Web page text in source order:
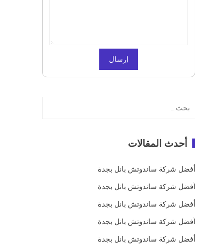
عن:
أحدث المقالات
أفضل شركة ساندوتش بانل بجدة
أفضل شركة ساندوتش بانل بجدة
أفضل شركة ساندوتش بانل بجدة
أفضل شركة ساندوتش بانل بجدة
أفضل شركة ساندوتش بانل بجدة